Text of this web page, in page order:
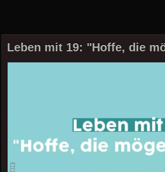
Leben mit 19: "Hoffe, die